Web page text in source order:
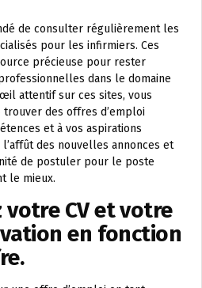
de consulter régulièrement les
pour les infirmiers. Ces
précieuse pour rester
dans le domaine
attentif sur ces sites, vous
trouver des offres d’emploi
et à vos aspirations
des nouvelles annonces et
de postuler pour le poste
le mieux.
votre CV et votre
en fonction